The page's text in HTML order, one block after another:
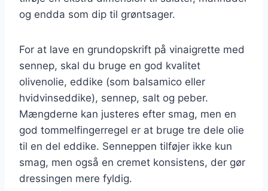
og endda som dip til grøntsager.
For at lave en grundopskrift på vinaigrette med
sennep, skal du bruge en god kvalitet
olivenolie, eddike (som balsamico eller
hvidvinseddike), sennep, salt og peber.
Mængderne kan justeres efter smag, men en
god tommelfingerregel er at bruge tre dele olie
til en del eddike. Senneppen tilføjer ikke kun
smag, men også en cremet konsistens, der gør
dressingen mere fyldig.